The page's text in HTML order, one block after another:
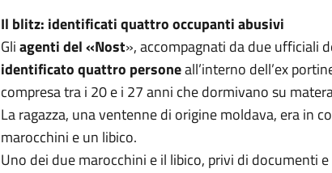
Il blitz: identificati quattro occupanti abusivi
Gliagenti del «Nost», accompagnati da due ufficiali
identificato quattro personeall’interno dell’ex
compresa tra i 20 e i 27 anni che dormivano su
La ragazza, una ventenne di origine moldava, era in
marocchini e un libico.
Uno dei due marocchini e il libico, privi di documenti